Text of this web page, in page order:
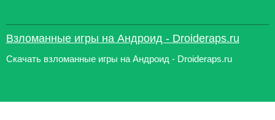
Взломанные игры на Андроид - Droideraps.ru
Скачать взломанные игры на Андроид - Droideraps.ru